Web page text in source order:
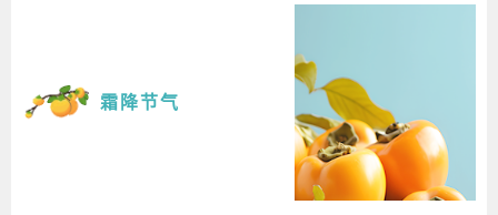
霜降节气